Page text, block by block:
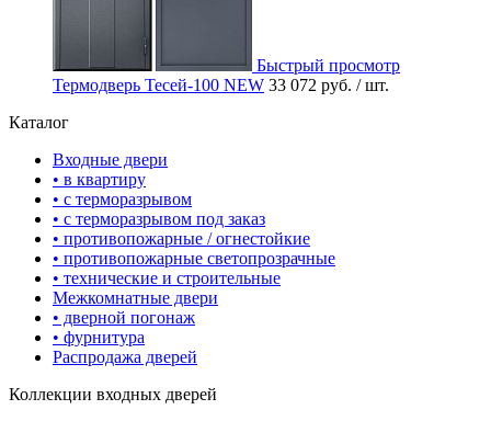
Быстрый просмотр
Термодверь Тесей-100 NEW 33 072 руб. / шт.
Каталог
Входные двери
• в квартиру
• с терморазрывом
• с терморазрывом под заказ
• противопожарные / огнестойкие
• противопожарные светопрозрачные
• технические и строительные
Межкомнатные двери
• дверной погонаж
• фурнитура
Распродажа дверей
Коллекции входных дверей